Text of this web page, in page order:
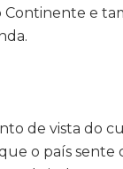
Continente e
de vista do
o país